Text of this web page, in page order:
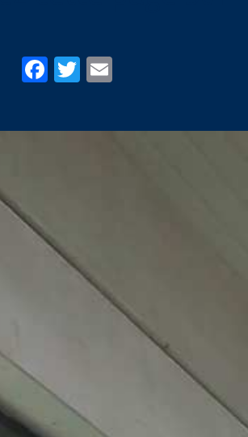
Facebook
Twitter